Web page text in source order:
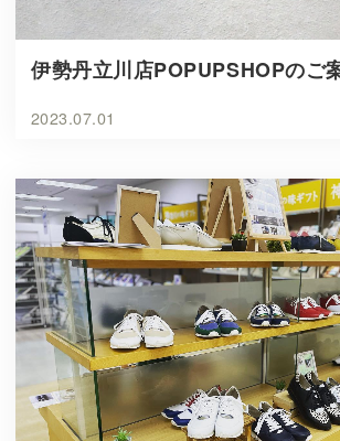
伊勢丹立川店POPUPSHOPのご
2023.07.01